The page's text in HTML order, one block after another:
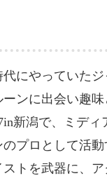
代にやっていた
ンに出会い趣
新潟で、ミデ
プロとして活
トを武器に、